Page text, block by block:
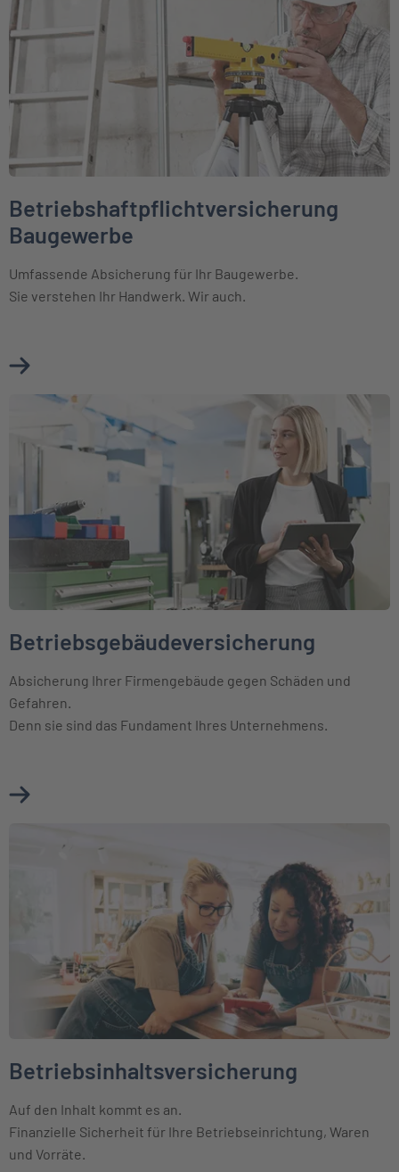
Betriebshaftpflichtversicherung
Baugewerbe
Umfassende Absicherung für Ihr Baugewerbe.
Sie verstehen Ihr Handwerk. Wir auch.
Mehr über Betriebshaftpflichtversicherung Baugewerbe
Weiter zu Betriebsgebäudeversicherung
Betriebsgebäudeversicherung
Absicherung Ihrer Firmengebäude gegen Schäden und
Gefahren.
Denn sie sind das Fundament Ihres Unternehmens.
Mehr über Betriebsgebäudeversicherung erfahren
Betriebsinhaltsversicherung
Auf den Inhalt kommt es an.
Finanzielle Sicherheit für Ihre Betriebseinrichtung, Waren
und Vorräte.